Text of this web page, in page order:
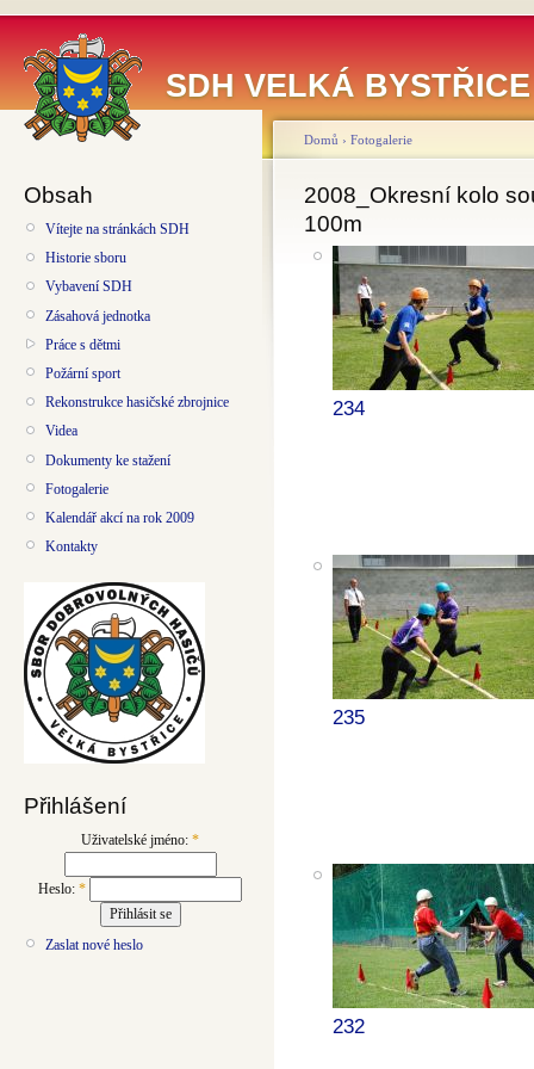
SDH VELKÁ BYSTŘICE
Obsah
Vítejte na stránkách SDH
Historie sboru
Vybavení SDH
Zásahová jednotka
Práce s dětmi
Požární sport
Rekonstrukce hasičské zbrojnice
Videa
Dokumenty ke stažení
Fotogalerie
Kalendář akcí na rok 2009
Kontakty
Přihlášení
Uživatelské jméno: *
Heslo: *
Zaslat nové heslo
Domů › Fotogalerie
2008_Okresní kolo
100m
234
235
232